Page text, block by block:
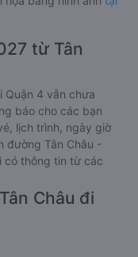
từ Tân
Quận 4 vẫn chưa
báo cho các bạn
lịch trình, ngày giờ
đường Tân Châu -
có thông tin từ các
Châu đi